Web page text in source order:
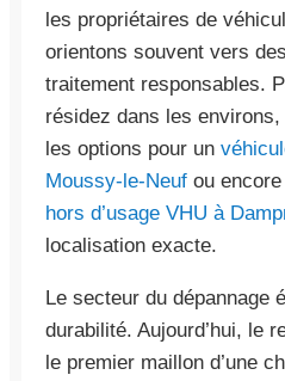
les propriétaires de
orientons souvent vers
traitement responsables.
résidez dans les
les options pour un
Moussy-le-Neuf ou
hors d’usage VHU à
localisation exacte.
Le secteur du dépannage
durabilité. Aujourd’hui, le
le premier maillon d’une